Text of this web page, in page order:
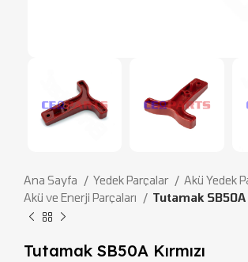
Ana Sayfa Yedek Parçalar
Akü Yedek
Akü ve Enerji Parçaları
Tutamak SB50A
Tutamak SB50A Kırmızı